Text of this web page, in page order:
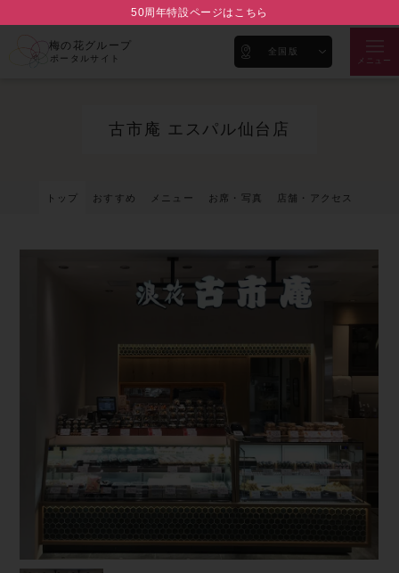
50周年特設ページはこちら
梅の花グループ
ポータルサイト
全国版
メニュー
古市庵 エスパル仙台店
トップ おすすめ メニュー お席・写真 店舗・アクセス